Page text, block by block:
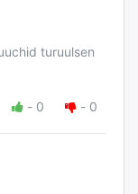
turuulsen
- 0 - 0